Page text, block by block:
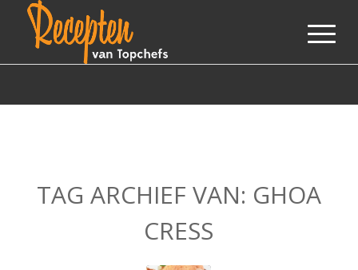
TAG ARCHIEF VAN: GHOA
CRESS